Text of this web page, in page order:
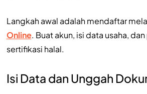
Langkah awal adalah mendaftar
Online. Buat akun, isi data usaha,
sertifikasi halal.
Isi Data dan Unggah